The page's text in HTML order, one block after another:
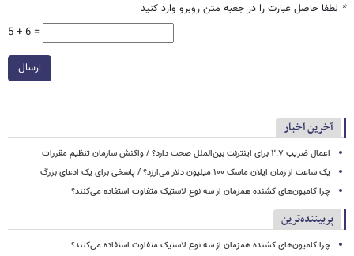
* لطفا حاصل عبارت را در جعبه متن روبرو وارد کنید
5 + 6 =
ارسال
آخرین اخبار
اعمال ضریب ۲.۷ برای اینترنت بین‌الملل صحت دارد؟ / واکنش سازمان تنظیم مقررات
یک ساعت از زمان ایلان ماسک ۱۰۰ میلیون دلار می‌ارزد؟ / پاسخی برای یک ادعای بزرگ
چرا کامیون‌های کشنده همزمان از سه نوع لاستیک متفاوت استفاده می‌کنند؟
پربیننده‌ترین
چرا کامیون‌های کشنده همزمان از سه نوع لاستیک متفاوت استفاده می‌کنند؟